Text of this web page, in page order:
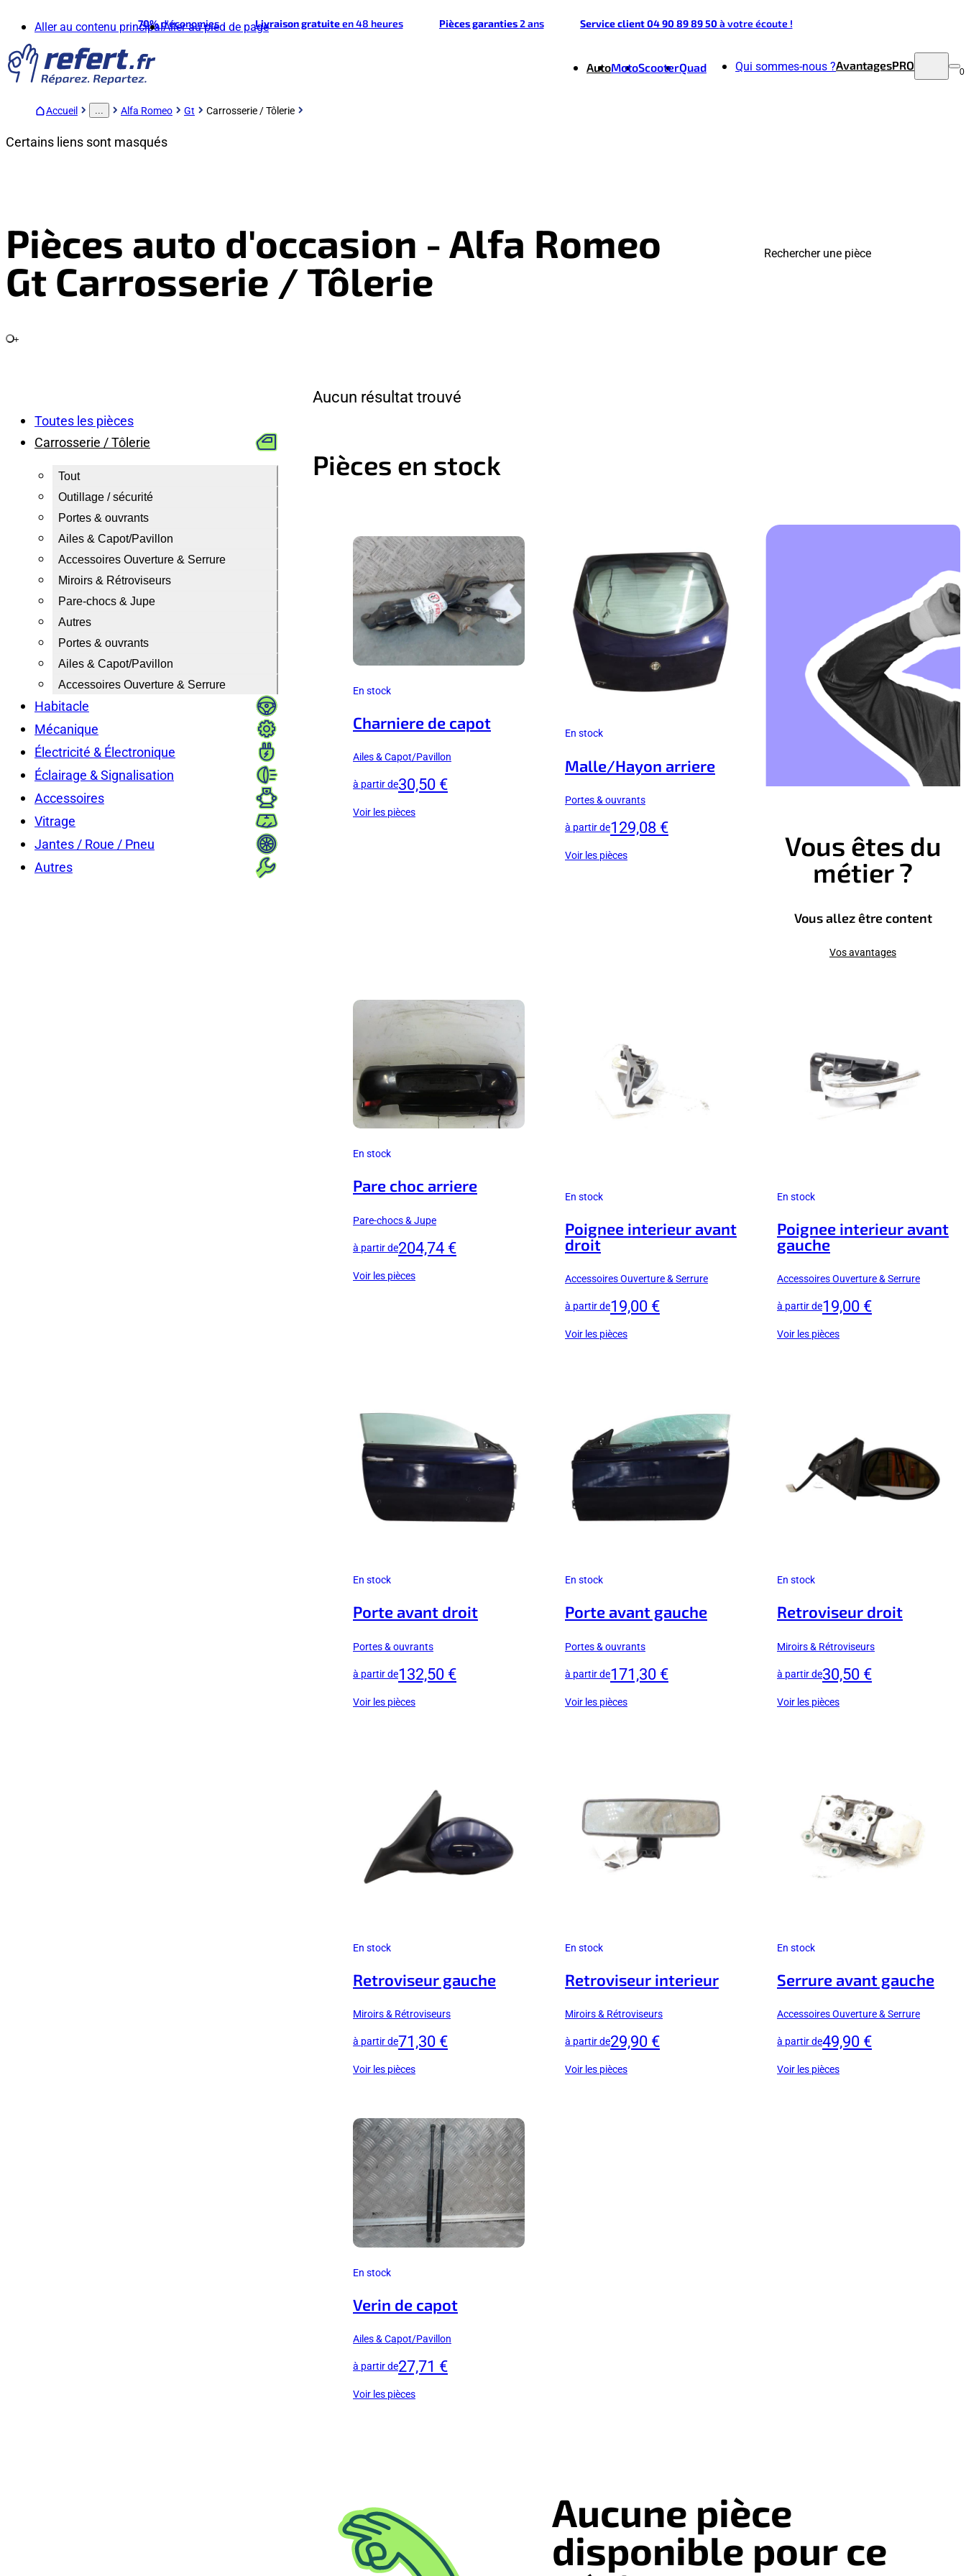
Aller au contenu principalAller au pied de page
70%d'économies Livraison gratuiteen 48 heures Pièces garanties2 ans Service client 04 90 89 89 50à votre écoute !
AutoMotoScooterQuad Qui sommes-nous ?AvantagesPRO 0
Accueil ... Alfa Romeo Gt Carrosserie / Tôlerie
Certains liens sont masqués
Pièces auto d'occasion - Alfa Romeo
Gt Carrosserie / Tôlerie
+
Rechercher une pièce
Toutes les pièces
Carrosserie / Tôlerie
Tout
Outillage / sécurité
Portes & ouvrants
Ailes & Capot/Pavillon
Accessoires Ouverture & Serrure
Miroirs & Rétroviseurs
Pare-chocs & Jupe
Autres
Portes & ouvrants
Ailes & Capot/Pavillon
Accessoires Ouverture & Serrure
Habitacle
Mécanique
Électricité & Électronique
Éclairage & Signalisation
Accessoires
Vitrage
Jantes / Roue / Pneu
Autres
Aucun résultat trouvé
Pièces en stock
En stock
Charniere de capot
Ailes & Capot/Pavillon
à partir de30,50 €
Voir les pièces
En stock
Malle/Hayon arriere
Portes & ouvrants
à partir de129,08 €
Voir les pièces Vous êtes du
métier ?
Vous allez être content
Vos avantages
En stock
Pare choc arriere
Pare-chocs & Jupe
à partir de204,74 €
Voir les pièces
En stock
Poignee interieur avant
droit
Accessoires Ouverture & Serrure
à partir de19,00 €
Voir les pièces
En stock
Poignee interieur avant
gauche
Accessoires Ouverture & Serrure
à partir de19,00 €
Voir les pièces
En stock
Porte avant droit
Portes & ouvrants
à partir de132,50 €
Voir les pièces
En stock
Porte avant gauche
Portes & ouvrants
à partir de171,30 €
Voir les pièces
En stock
Retroviseur droit
Miroirs & Rétroviseurs
à partir de30,50 €
Voir les pièces
En stock
Retroviseur gauche
Miroirs & Rétroviseurs
à partir de71,30 €
Voir les pièces
En stock
Retroviseur interieur
Miroirs & Rétroviseurs
à partir de29,90 €
Voir les pièces
En stock
Serrure avant gauche
Accessoires Ouverture & Serrure
à partir de49,90 €
Voir les pièces
En stock
Verin de capot
Ailes & Capot/Pavillon
à partir de27,71 €
Voir les pièces
Aucune pièce
disponible pour ce